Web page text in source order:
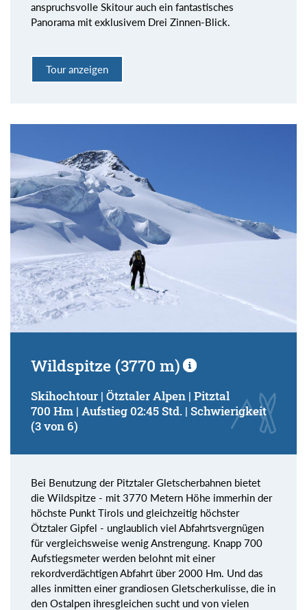
anspruchsvolle Skitour auch ein fantastisches
Panorama mit exklusivem Drei Zinnen-Blick.
Tour anzeigen
Wildspitze (3770 m)
Skihochtour | Ötztaler Alpen | Pitztal
700 Hm | Aufstieg 02:45 Std. | Schwierigkeit
(3 von 6)
Bei Benutzung der Pitztaler Gletscherbahnen bietet
die Wildspitze - mit 3770 Metern Höhe immerhin der
höchste Punkt Tirols und gleichzeitig höchster
Ötztaler Gipfel - unglaublich viel Abfahrtsvergnügen
für vergleichsweise wenig Anstrengung. Knapp 700
Aufstiegsmeter werden belohnt mit einer
rekordverdächtigen Abfahrt über 2000 Hm. Und das
alles inmitten einer grandiosen Gletscherkulisse, die in
den Ostalpen ihresgleichen sucht und von vielen